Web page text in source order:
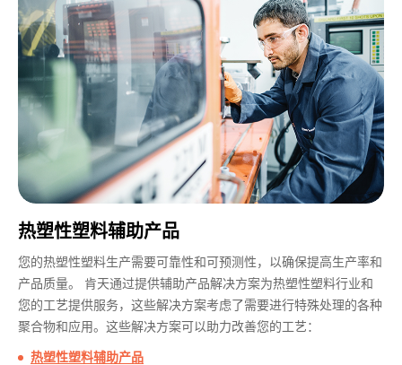
热塑性塑料辅助产品
您的热塑性塑料生产需要可靠性和可预测性，以确保提高生产率和
产品质量。 肯天通过提供辅助产品解决方案为热塑性塑料行业和
您的工艺提供服务，这些解决方案考虑了需要进行特殊处理的各种
聚合物和应用。这些解决方案可以助力改善您的工艺：
热塑性塑料辅助产品